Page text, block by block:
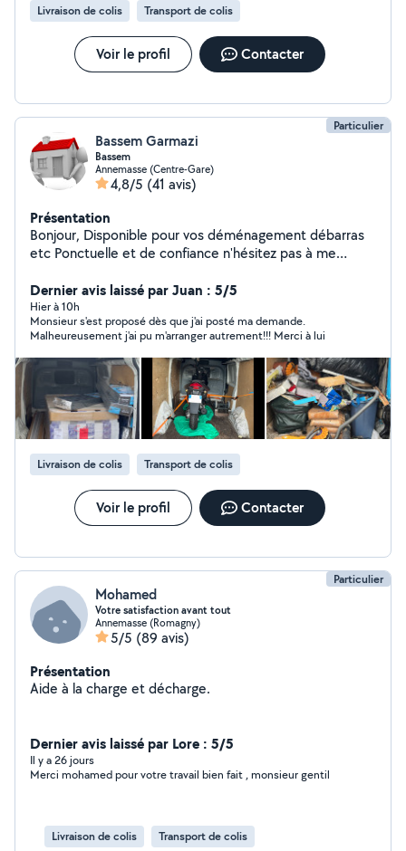
Livraison de colis Transport de colis
Voir le profil Contacter
Particulier
Bassem Garmazi
Bassem
Annemasse (Centre-Gare)
4,8/5 (41 avis)
Présentation
Bonjour, Disponible pour vos déménagement débarras
etc Ponctuelle et de confiance n'hésitez pas à me
Dernier avis laissé par Juan : 5/5
Hier à 10h
Monsieur s'est proposé dès que j'ai posté ma demande.
Malheureusement j'ai pu m'arranger autrement!!! Merci à lui
Livraison de colis Transport de colis
Voir le profil Contacter
Particulier
Mohamed
Votre satisfaction avant tout
Annemasse (Romagny)
5/5 (89 avis)
Présentation
Aide à la charge et décharge.
Dernier avis laissé par Lore : 5/5
Il y a 26 jours
Merci mohamed pour votre travail bien fait , monsieur gentil
Livraison de colis Transport de colis